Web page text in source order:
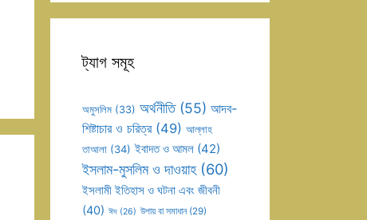
ট্যাগ সমূহ
অমুসলিম (33) অর্থনীতি(55) আদব-
শিষ্টাচার ও চরিত্র(49) আল্লাহ
তাআলা (34) ইবাদত ও আমল (42)
ইসলাম-মুসলিম ও দাওয়াহ(60)
ইসলামী ইতিহাস ও ঘটনা এবং জীবনী
(40) ঈদ (26) উপায় বা সমাধান(29)